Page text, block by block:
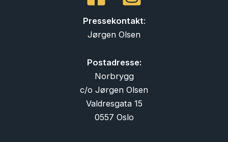
Pressekontakt:
Jørgen Olsen
Postadresse:
Norbrygg
c/o Jørgen Olsen
Valdresgata 15
0557 Oslo